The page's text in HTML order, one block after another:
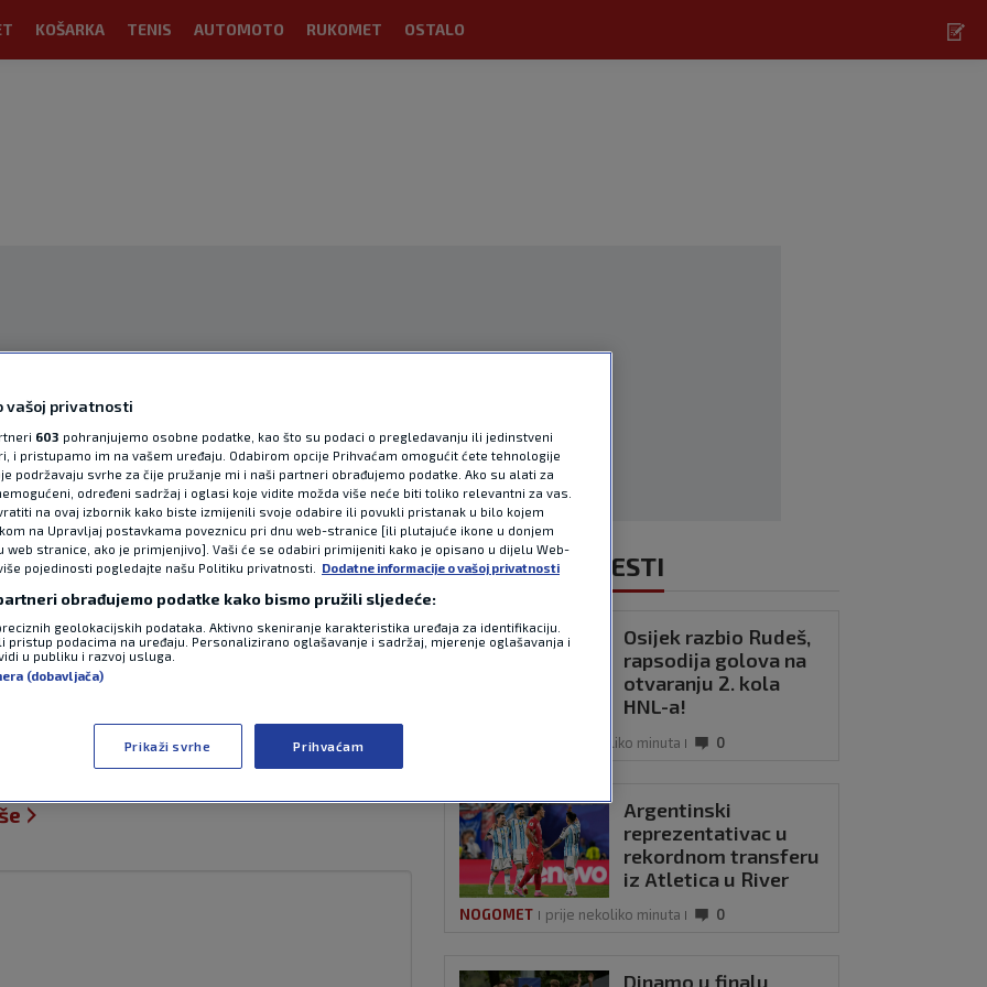
KOŠARKA TENIS AUTOMOTO RUKOMET OSTALO
sprint utrke u
vozača formule 1, Talijan Kimi
utrke za Veliku nagradu Velike
NAJNOVIJE VIJESTI
Osijek razbio Rudeš,
rapsodija golova na
otvaranju 2. kola
HNL-a!
prije nekoliko minuta 0
Argentinski
reprezentativac u
rekordnom transferu
iz Atletica u River
NOGOMET prije nekoliko minuta 0
Dinamo u finalu
vašoj privatnosti
603 pohranjujemo osobne podatke, kao što su podaci o pregledavanju ili jedinstveni
i pristupamo im na vašem uređaju. Odabirom opcije Prihvaćam omogućit ćete tehnologije
podržavaju svrhe za čije pružanje mi i naši partneri obrađujemo podatke. Ako su alati za
određeni sadržaj i oglasi koje vidite možda više neće biti toliko relevantni za vas.
na ovaj izbornik kako biste izmijenili svoje odabire ili povukli pristanak u bilo kojem
na Upravljaj postavkama poveznicu pri dnu web-stranice [ili plutajuće ikone u donjem
web stranice, ako je primjenjivo]. Vaši će se odabiri primijeniti kako je opisano u dijelu Web-
pojedinosti pogledajte našu Politiku privatnosti.
Dodatne informacije o vašoj privatnosti
obrađujemo podatke kako bismo pružili sljedeće:
geolokacijskih podataka. Aktivno skeniranje karakteristika uređaja za identifikaciju.
pristup podacima na uređaju. Personalizirano oglašavanje i sadržaj, mjerenje oglašavanja i
u publiku i razvoj usluga.
(dobavljača)
Prikaži svrhe Prihvaćam